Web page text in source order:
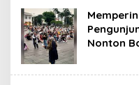
Nonton